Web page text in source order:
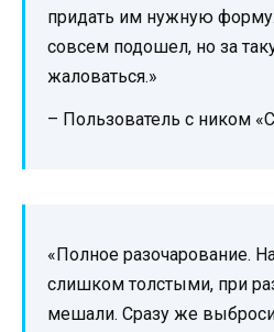
придать им нужную
совсем подошел, но за
жаловаться.»
– Пользователь с ником
«Полное разочарование.
слишком толстыми, при
мешали. Сразу же